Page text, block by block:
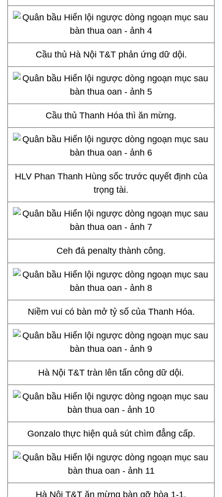
Cầu thủ Hà Nội T&T phản ứng dữ dội.
Cầu thủ Thanh Hóa thì ăn mừng.
HLV Phan Thanh Hùng sốc trước quyết định của
trọng tài.
Ceh đá penalty thành công.
Niềm vui có bàn mở tỷ số của Thanh Hóa.
Hà Nội T&T tràn lên tấn công dữ dội.
Gonzalo thực hiện quả sút chìm đẳng cấp.
Hà Nội T&T ăn mừng bàn gỡ hòa 1-1.